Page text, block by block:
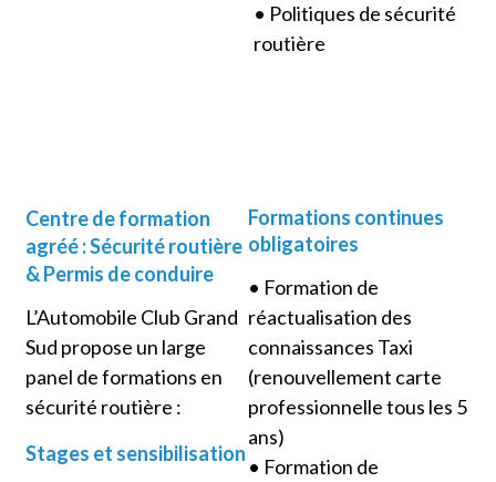
• Politiques de sécurité
routière
Centre de formation
agréé : Sécurité routière
& Permis de conduire
L’Automobile Club Grand
Sud propose un large
panel de formations en
sécurité routière :
Stages et sensibilisation
Formations continues
obligatoires
• Formation de
réactualisation des
connaissances Taxi
(renouvellement carte
professionnelle tous les 5
ans)
• Formation de